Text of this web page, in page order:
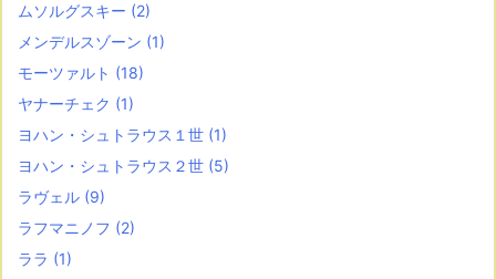
ムソルグスキー (2)
メンデルスゾーン (1)
モーツァルト (18)
ヤナーチェク (1)
ヨハン・シュトラウス１世 (1)
ヨハン・シュトラウス２世 (5)
ラヴェル (9)
ラフマニノフ (2)
ララ (1)